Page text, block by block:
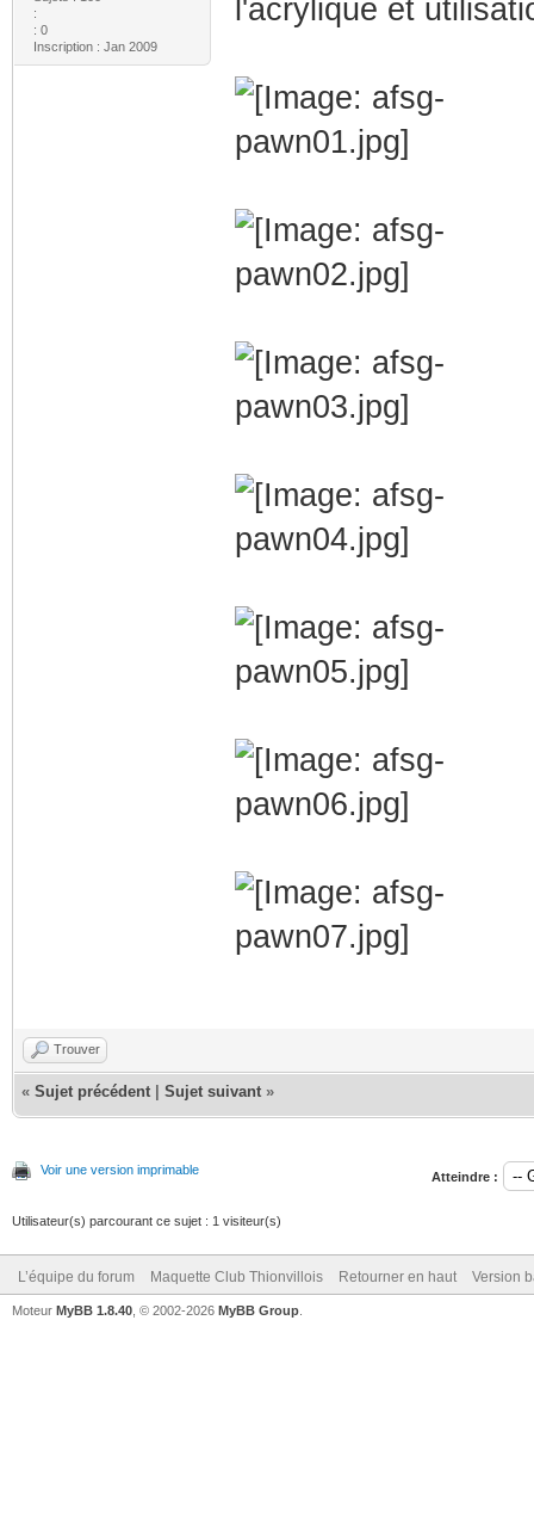
:
: 0
Inscription : Jan 2009
l'acrylique et
Trouver
« Sujet précédent Sujet suivant »
Voir une version imprimable Atteindre :
Utilisateur(s) parcourant ce sujet : 1 visiteur(s)
L’équipe du forum Maquette Club Thionvillois Retourner en haut Version
Moteur MyBB 1.8.40 , © 2002-2026 MyBB Group